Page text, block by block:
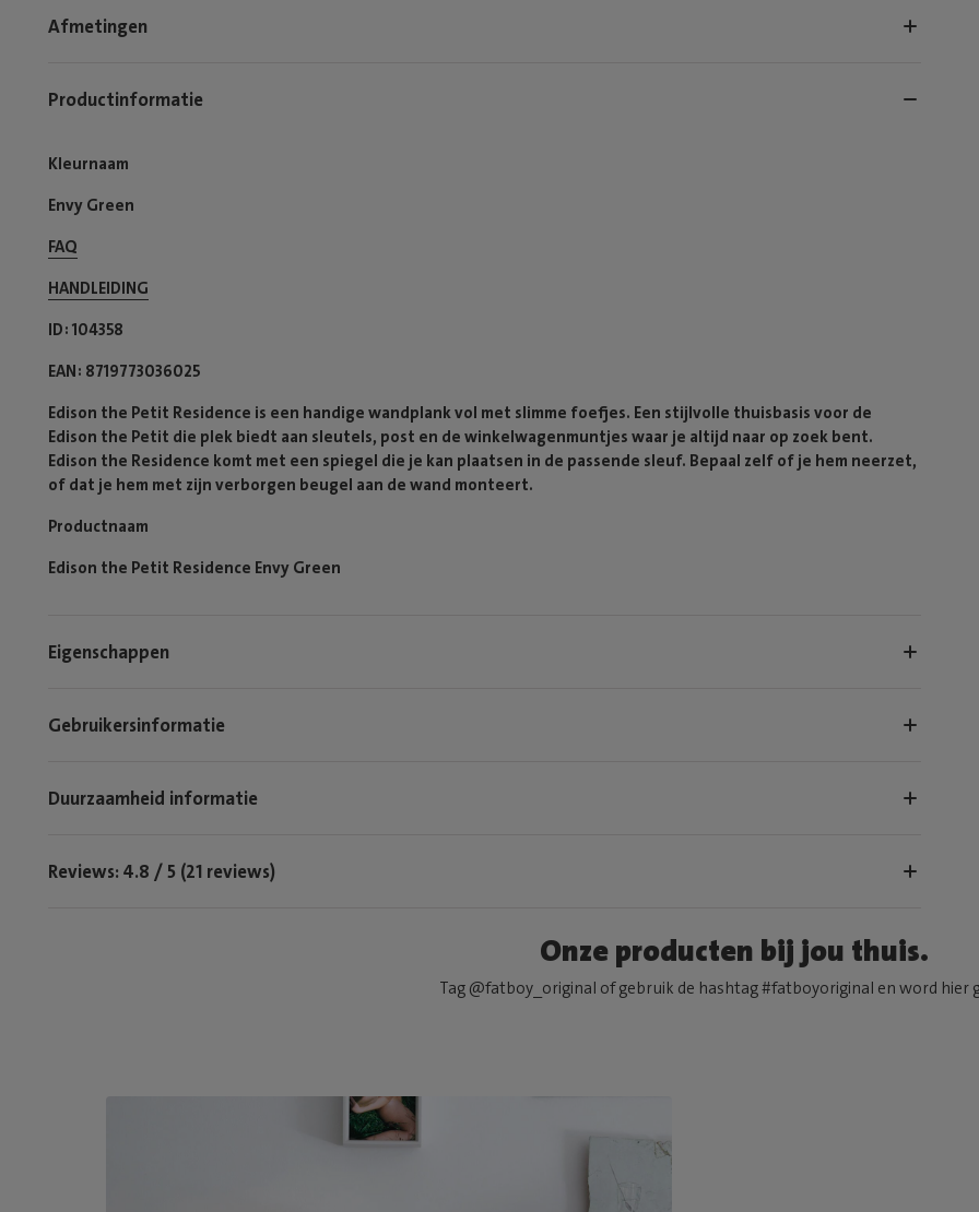
Afmetingen
Productinformatie
Kleurnaam
Envy Green
FAQ
HANDLEIDING
ID 104358
EAN 8719773036025
Edison the Petit Residence is een handige wandplank vol met slimme foefjes. Een stijlvolle thuisbasis voor de
Edison the Petit die plek biedt aan sleutels, post en de winkelwagenmuntjes waar je altijd naar op zoek bent.
Edison the Residence komt met een spiegel die je kan plaatsen in de passende sleuf. Bepaal zelf of je hem neerzet,
of dat je hem met zijn verborgen beugel aan de wand monteert.
Productnaam
Edison the Petit Residence Envy Green
Eigenschappen
Gebruikersinformatie
Duurzaamheid informatie
Reviews: 4.8 / 5 (21 reviews)
Onze producten bij jou thuis.
Tag @fatboy_original of gebruik de hashtag #fatboyoriginal en word hier